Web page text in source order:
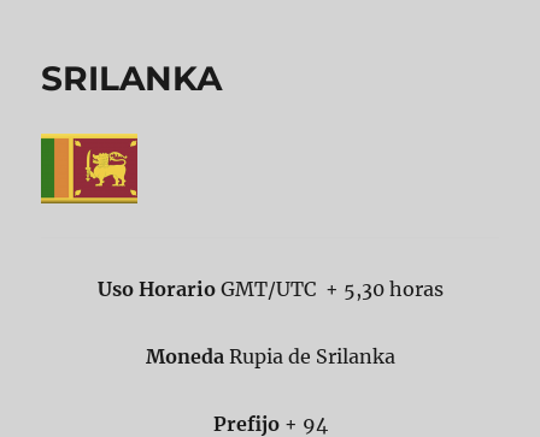
SRILANKA
Uso HorarioGMT/UTC + 5,30 horas
Moneda Rupia de Srilanka
Prefijo+ 94